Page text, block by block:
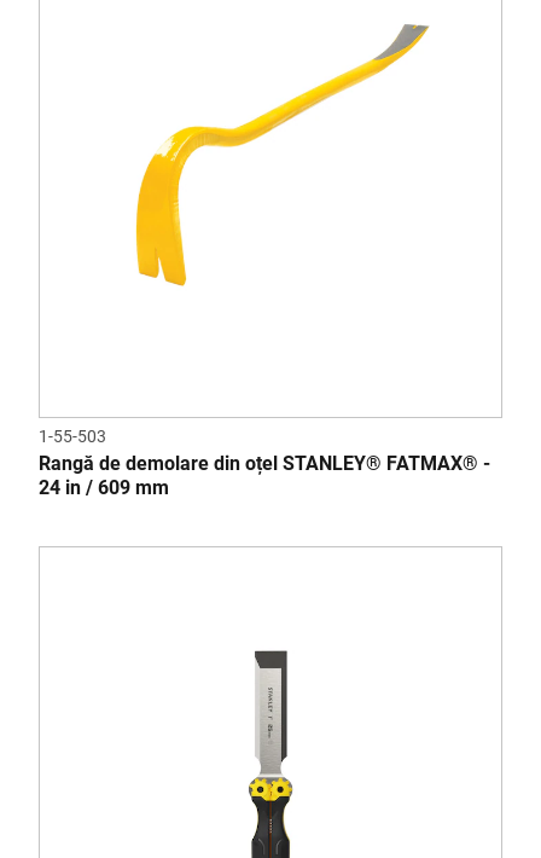
1-55-503
Rangă de demolare din oțel STANLEY® FATMAX® -
24 in / 609 mm